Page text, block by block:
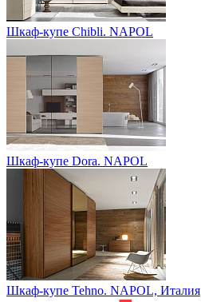
Шкаф-купе Chibli. NAPOL
Шкаф-купе Dora. NAPOL
Шкаф-купе Tehno. NAPOL, Италия